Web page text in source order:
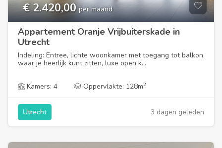
€ 2.420,00 per maand
Appartement Oranje Vrijbuiterskade in
Utrecht
Indeling: Entree, lichte woonkamer met toegang tot balkon
waar je heerlijk kunt zitten, luxe open k...
Kamers: 4 Oppervlakte: 128m2
3 dagen geleden
Utrecht